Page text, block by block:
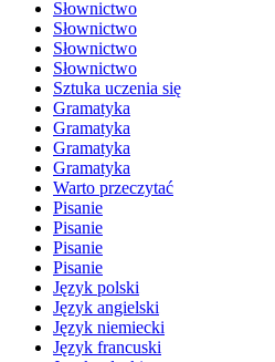
Słownictwo
Słownictwo
Słownictwo
Słownictwo
Sztuka uczenia się
Gramatyka
Gramatyka
Gramatyka
Gramatyka
Warto przeczytać
Pisanie
Pisanie
Pisanie
Pisanie
Język polski
Język angielski
Język niemiecki
Język francuski